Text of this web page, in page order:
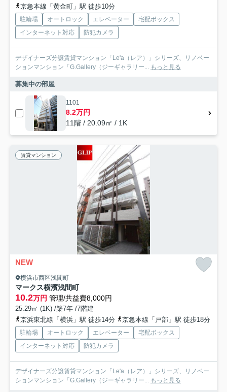
京急本線「黄金町」駅 徒歩10分
駐輪場 オートロック エレベーター
宅配ボックス
インターネット対応
防犯カメラ
デザイナーズ分譲賃貸マンション「Le'a（レア）」シリーズ、リノベー
ションマンション「G.Gallery（ジーギャラリー... もっと見る
募集中の部屋
1101
8.2万円
11階 / 20.09㎡ / 1K
賃貸マンション
NEW
横浜市西区浅間町
マークス横濱浅間町
10.2万円 管理/共益費8,000円
25.29㎡ (1K) /築7年 /7階建
京浜東北線「横浜」駅 徒歩14分
京急本線「戸部」駅 徒歩18分
駐輪場 オートロック エレベーター
宅配ボックス
インターネット対応
防犯カメラ
デザイナーズ分譲賃貸マンション「Le'a（レア）」シリーズ、リノベー
ションマンション「G.Gallery（ジーギャラリー... もっと見る